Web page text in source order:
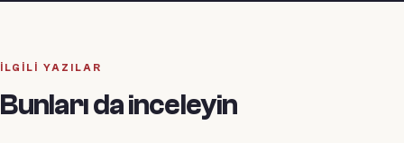
İLGILI YAZILAR
Bunları da inceleyin